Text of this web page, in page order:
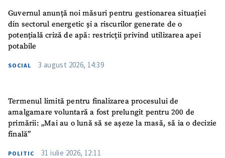
Guvernul anunță noi măsuri pentru gestionarea situației
din sectorul energetic și a riscurilor generate de o
potențială criză de apă: restricții privind utilizarea apei
potabile
SOCIAL 3 august 2026, 14:39
Termenul limită pentru finalizarea procesului de
amalgamare voluntară a fost prelungit pentru 200 de
primării: „Mai au o lună să se așeze la masă, să ia o decizie
finală”
POLITIC 31 iulie 2026, 12:11